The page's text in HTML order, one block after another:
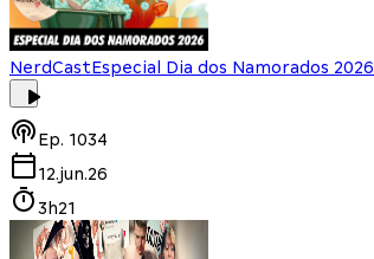
NerdCastEspecial Dia dos Namorados 2026
Ep. 1034
12.jun.26
3h21